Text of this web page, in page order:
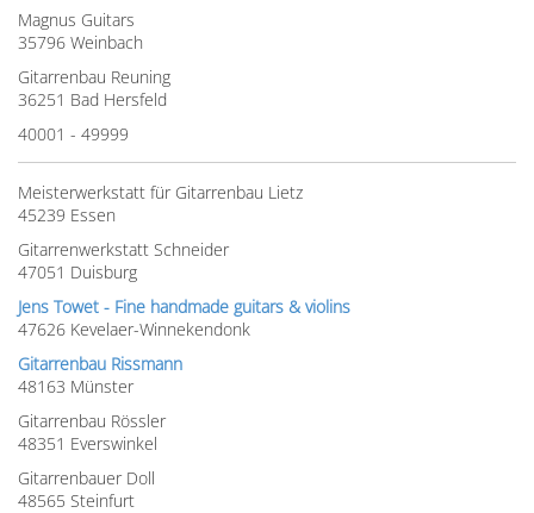
Magnus Guitars
35796 Weinbach
Gitarrenbau Reuning
36251 Bad Hersfeld
40001 - 49999
Meisterwerkstatt für Gitarrenbau Lietz
45239 Essen
Gitarrenwerkstatt Schneider
47051 Duisburg
Jens Towet - Fine handmade guitars & violins
47626 Kevelaer-Winnekendonk
Gitarrenbau Rissmann
48163 Münster
Gitarrenbau Rössler
48351 Everswinkel
Gitarrenbauer Doll
48565 Steinfurt